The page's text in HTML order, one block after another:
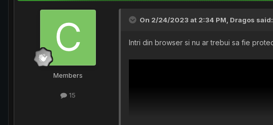
Members
15
On 2/24/2023 at 2:34 PM, Dragos said:
Intri din browser si nu ar trebui sa fie